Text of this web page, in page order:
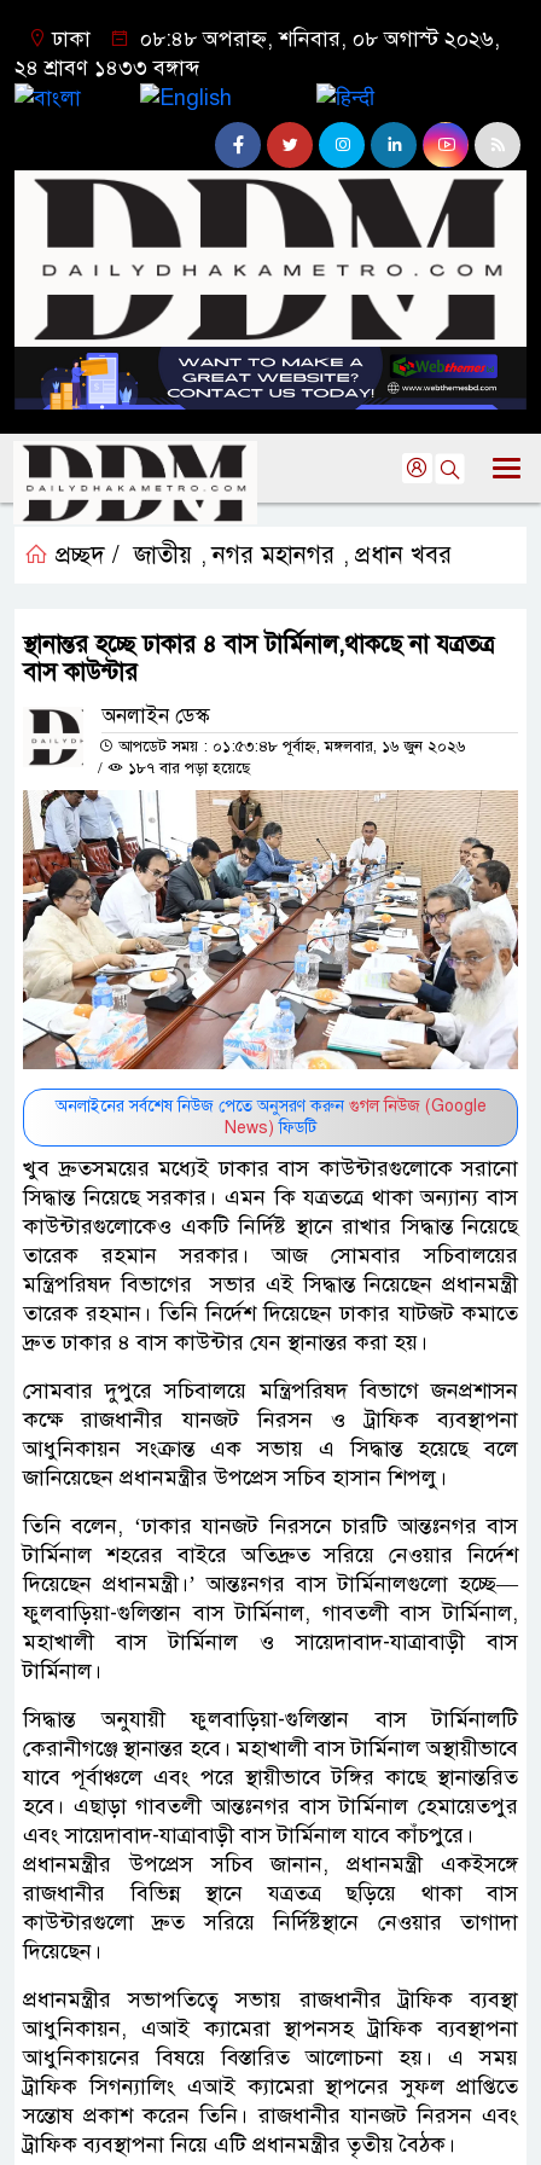
ঢাকা
০৮:৪৮ অপরাহ্ন, শনিবার, ০৮ অগাস্ট ২০২৬,
২৪ শ্রাবণ ১৪৩৩ বঙ্গাব্দ
প্রচ্ছদ / জাতীয় ,নগর মহানগর , প্রধান খবর
স্থানান্তর হচ্ছে ঢাকার ৪ বাস টার্মিনাল,থাকছে না যত্রতত্র
বাস কাউন্টার
অনলাইন ডেস্ক
আপডেট সময় : ০১:৫৩:৪৮ পূর্বাহ্ন, মঙ্গলবার, ১৬ জুন ২০২৬
/
১৮৭ বার পড়া হয়েছে
অনলাইনের সর্বশেষ নিউজ পেতে অনুসরণ করুন গুগল নিউজ (Google
News) ফিডটি
খুব দ্রুতসময়ের মধ্যেই ঢাকার বাস কাউন্টারগুলোকে সরানো
সিদ্ধান্ত নিয়েছে সরকার। এমন কি যত্রতত্রে থাকা অন্যান্য বাস
কাউন্টারগুলোকেও একটি নির্দিষ্ট স্থানে রাখার সিদ্ধান্ত নিয়েছে
তারেক রহমান সরকার। আজ সোমবার সচিবালয়ের
মন্ত্রিপরিষদ বিভাগের সভার এই সিদ্ধান্ত নিয়েছেন প্রধানমন্ত্রী
তারেক রহমান। তিনি নির্দেশ দিয়েছেন ঢাকার যাটজট কমাতে
দ্রুত ঢাকার ৪ বাস কাউন্টার যেন স্থানান্তর করা হয়।
সোমবার দুপুরে সচিবালয়ে মন্ত্রিপরিষদ বিভাগে জনপ্রশাসন
কক্ষে রাজধানীর যানজট নিরসন ও ট্রাফিক ব্যবস্থাপনা
আধুনিকায়ন সংক্রান্ত এক সভায় এ সিদ্ধান্ত হয়েছে বলে
জানিয়েছেন প্রধানমন্ত্রীর উপপ্রেস সচিব হাসান শিপলু।
তিনি বলেন, ‘ঢাকার যানজট নিরসনে চারটি আন্তঃনগর বাস
টার্মিনাল শহরের বাইরে অতিদ্রুত সরিয়ে নেওয়ার নির্দেশ
দিয়েছেন প্রধানমন্ত্রী।’ আন্তঃনগর বাস টার্মিনালগুলো হচ্ছে—
ফুলবাড়িয়া-গুলিস্তান বাস টার্মিনাল, গাবতলী বাস টার্মিনাল,
মহাখালী বাস টার্মিনাল ও সায়েদাবাদ-যাত্রাবাড়ী বাস
টার্মিনাল।
সিদ্ধান্ত অনুযায়ী ফুলবাড়িয়া-গুলিস্তান বাস টার্মিনালটি
কেরানীগঞ্জে স্থানান্তর হবে। মহাখালী বাস টার্মিনাল অস্থায়ীভাবে
যাবে পূর্বাঞ্চলে এবং পরে স্থায়ীভাবে টঙ্গির কাছে স্থানান্তরিত
হবে। এছাড়া গাবতলী আন্তঃনগর বাস টার্মিনাল হেমায়েতপুর
এবং সায়েদাবাদ-যাত্রাবাড়ী বাস টার্মিনাল যাবে কাঁচপুরে।
প্রধানমন্ত্রীর উপপ্রেস সচিব জানান, প্রধানমন্ত্রী একইসঙ্গে
রাজধানীর বিভিন্ন স্থানে যত্রতত্র ছড়িয়ে থাকা বাস
কাউন্টারগুলো দ্রুত সরিয়ে নির্দিষ্টস্থানে নেওয়ার তাগাদা
দিয়েছেন।
প্রধানমন্ত্রীর সভাপতিত্বে সভায় রাজধানীর ট্রাফিক ব্যবস্থা
আধুনিকায়ন, এআই ক্যামেরা স্থাপনসহ ট্রাফিক ব্যবস্থাপনা
আধুনিকায়নের বিষয়ে বিস্তারিত আলোচনা হয়। এ সময়
ট্রাফিক সিগন্যালিং এআই ক্যামেরা স্থাপনের সুফল প্রাপ্তিতে
সন্তোষ প্রকাশ করেন তিনি। রাজধানীর যানজট নিরসন এবং
ট্রাফিক ব্যবস্থাপনা নিয়ে এটি প্রধানমন্ত্রীর তৃতীয় বৈঠক।